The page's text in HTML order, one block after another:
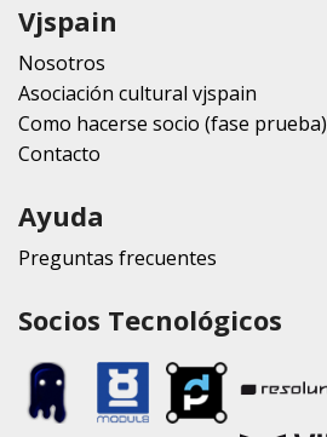
Vjspain
Nosotros
Asociación cultural vjspain
Como hacerse socio (fase prueba)
Contacto
Ayuda
Preguntas frecuentes
Socios Tecnológicos